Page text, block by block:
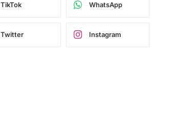
TikTok WhatsApp
Twitter Instagram